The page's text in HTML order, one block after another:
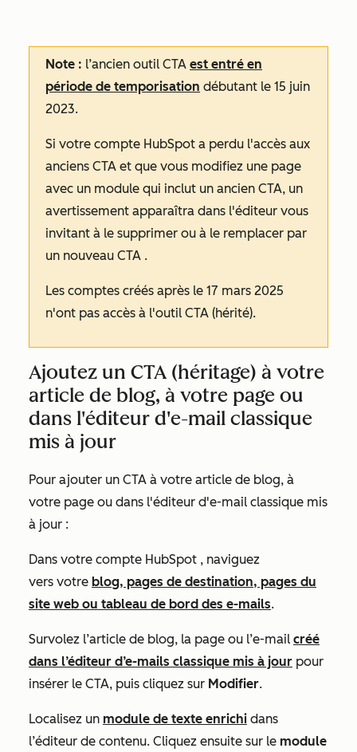
Note : l’ancien outil CTA est entré en
période de temporisation débutant le 15 juin
2023.
Si votre compte HubSpot a perdu l'accès aux
anciens CTA et que vous modifiez une page
avec un module qui inclut un ancien CTA, un
avertissement apparaîtra dans l'éditeur vous
invitant à le supprimer ou à le remplacer par
un nouveau CTA .
Les comptes créés après le 17 mars 2025
n'ont pas accès à l'outil CTA (hérité).
Ajoutez un CTA (héritage) à votre
article de blog, à votre page ou
dans l'éditeur d'e-mail classique
mis à jour
Pour ajouter un CTA à votre article de blog, à
votre page ou dans l'éditeur d'e-mail classique mis
à jour :
Dans votre compte HubSpot , naviguez
vers votre blog, pages de destination, pages du
site web ou tableau de bord des e-mails.
Survolez l’article de blog, la page ou l’e-mail créé
dans l’éditeur d’e-mails classique mis à jour pour
insérer le CTA, puis cliquez sur Modifier.
Localisez un module de texte enrichi dans
l’éditeur de contenu. Cliquez ensuite sur le module